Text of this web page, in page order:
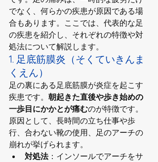
でなく、何らかの疾患が原因である場
合もあります。ここでは、代表的な足
の疾患を紹介し、それぞれの特徴や対
処法について解説します。
1. 足底筋膜炎（そくていきんま
くえん）
足の裏にある足底筋膜が炎症を起こす
疾患です。 朝起きた直後や歩き始めの
一歩目にかかとが痛むのが特徴です。
原因として、長時間の立ち仕事や歩
行、合わない靴の使用、足のアーチの
崩れが挙げられます。
対処法：インソールでアーチをサ